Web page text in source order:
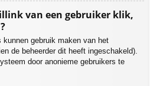
van een gebruiker klik,
kunnen gebruik maken van het
de beheerder dit heeft ingeschakeld).
door anonieme gebruikers te